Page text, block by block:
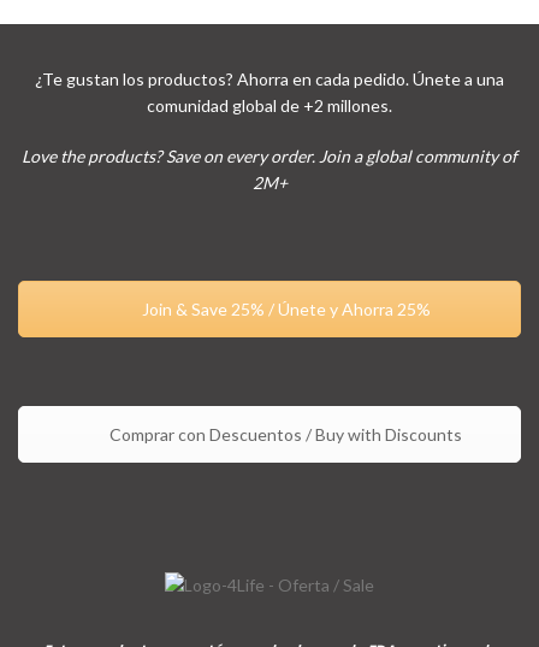
¿Te gustan los productos? Ahorra en cada pedido. Únete a una
comunidad global de +2 millones.
Love the products? Save on every order. Join a global community of
2M+
Join & Save 25% / Únete y Ahorra 25%
Comprar con Descuentos / Buy with Discounts